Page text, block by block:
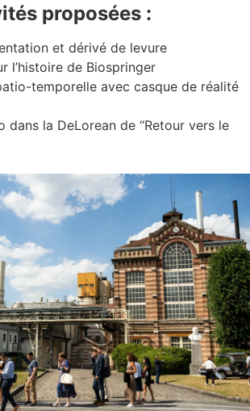
proposées :
et dérivé de levure
l’histoire de Biospringer
temporelle avec casque de réalité
dans la DeLorean de “Retour vers le